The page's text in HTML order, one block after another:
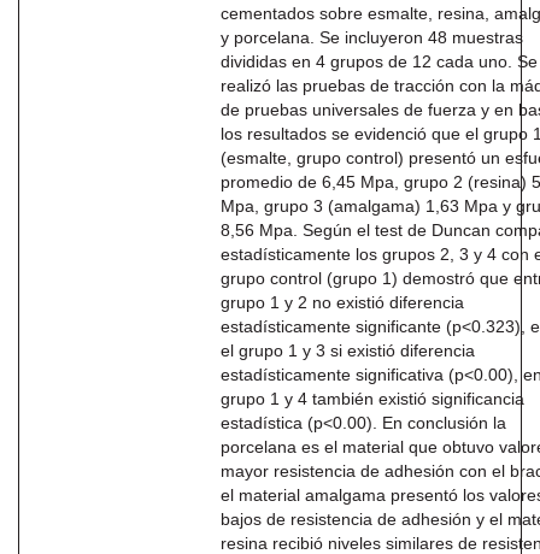
cementados sobre esmalte, resina,
y porcelana. Se incluyeron 48 muestras
divididas en 4 grupos de 12 cada uno.
realizó las pruebas de tracción con la
de pruebas universales de fuerza y en
los resultados se evidenció que el grupo
(esmalte, grupo control) presentó un
promedio de 6,45 Mpa, grupo 2 (resina)
Mpa, grupo 3 (amalgama) 1,63 Mpa y
8,56 Mpa. Según el test de Duncan
estadísticamente los grupos 2, 3 y 4 con
grupo control (grupo 1) demostró que
grupo 1 y 2 no existió diferencia
estadísticamente significante (p<0.323),
el grupo 1 y 3 si existió diferencia
estadísticamente significativa (p<0.00),
grupo 1 y 4 también existió significancia
estadística (p<0.00). En conclusión la
porcelana es el material que obtuvo
mayor resistencia de adhesión con el
el material amalgama presentó los
bajos de resistencia de adhesión y el
resina recibió niveles similares de